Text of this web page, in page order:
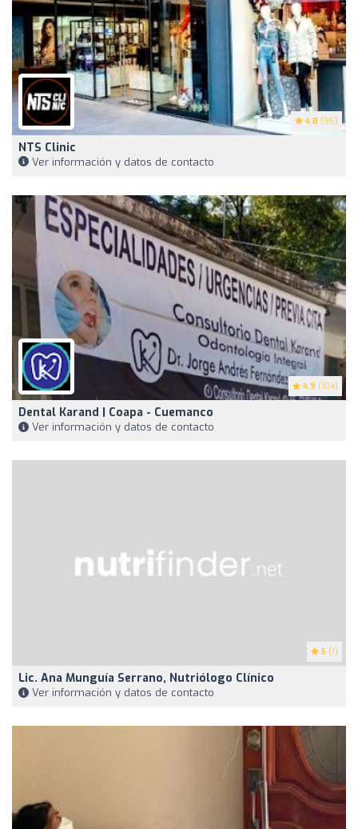
4.8 (95)
NTS Clinic
Ver información y datos de contacto
4.9 (104)
Dental Karand | Coapa - Cuemanco
Ver información y datos de contacto
5 (1)
Lic. Ana Munguía Serrano, Nutriólogo Clínico
Ver información y datos de contacto